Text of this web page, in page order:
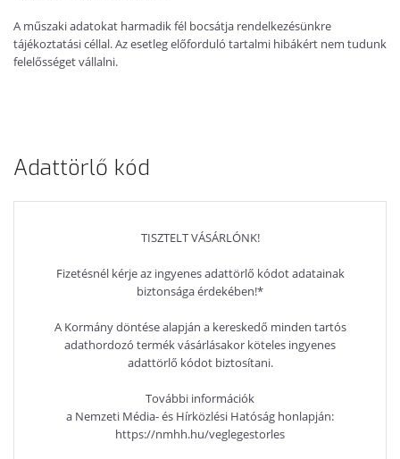
A műszaki adatokat harmadik fél bocsátja rendelkezésünkre
tájékoztatási céllal. Az esetleg előforduló tartalmi hibákért nem tudunk
felelősséget vállalni.
Adattörlő kód
TISZTELT VÁSÁRLÓNK!
Fizetésnél kérje az ingyenes adattörlő kódot adatainak
biztonsága érdekében!*
A Kormány döntése alapján a kereskedő minden tartós
adathordozó termék vásárlásakor köteles ingyenes
adattörlő kódot biztosítani.
További információk
a Nemzeti Média- és Hírközlési Hatóság honlapján:
https://nmhh.hu/veglegestorles